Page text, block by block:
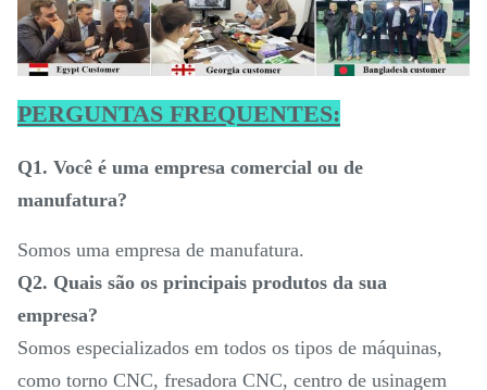
PERGUNTAS FREQUENTES:
Q1. Você é uma empresa comercial ou de
manufatura?
Somos uma empresa de manufatura.
Q2. Quais são os principais produtos da sua
empresa?
Somos especializados em todos os tipos de máquinas,
como torno CNC, fresadora CNC, centro de usinagem